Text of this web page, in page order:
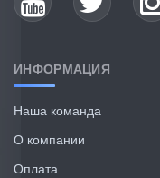
ИНФОРМАЦИЯ
Наша команда
О компании
Оплата